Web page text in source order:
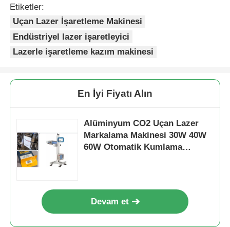
Etiketler:
Uçan Lazer İşaretleme Makinesi
Endüstriyel lazer işaretleyici
Lazerle işaretleme kazım makinesi
En İyi Fiyatı Alın
Alüminyum CO2 Uçan Lazer
Markalama Makinesi 30W 40W
60W Otomatik Kumlama
Devam et